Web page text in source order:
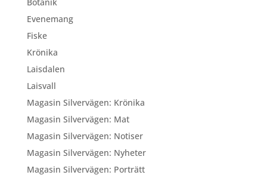
Evenemang
Fiske
Krönika
Laisdalen
Laisvall
Magasin Silvervägen: Krönika
Magasin Silvervägen: Mat
Magasin Silvervägen: Notiser
Magasin Silvervägen: Nyheter
Magasin Silvervägen: Porträtt